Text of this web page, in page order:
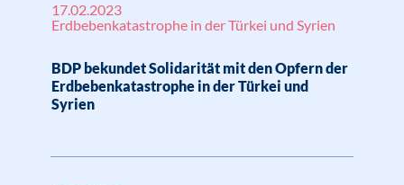
17.02.2023
Erdbebenkatastrophe in der Türkei und Syrien
BDP bekundet Solidarität mit den Opfern der
Erdbebenkatastrophe in der Türkei und
Syrien